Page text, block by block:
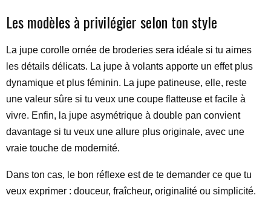
Les modèles à privilégier selon ton style
La jupe corolle ornée de broderies sera idéale si tu aimes
les détails délicats. La jupe à volants apporte un effet plus
dynamique et plus féminin. La jupe patineuse, elle, reste
une valeur sûre si tu veux une coupe flatteuse et facile à
vivre. Enfin, la jupe asymétrique à double pan convient
davantage si tu veux une allure plus originale, avec une
vraie touche de modernité.
Dans ton cas, le bon réflexe est de te demander ce que tu
veux exprimer : douceur, fraîcheur, originalité ou simplicité.